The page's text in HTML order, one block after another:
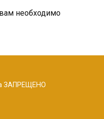
необходимо
ЗАПРЕЩЕНО